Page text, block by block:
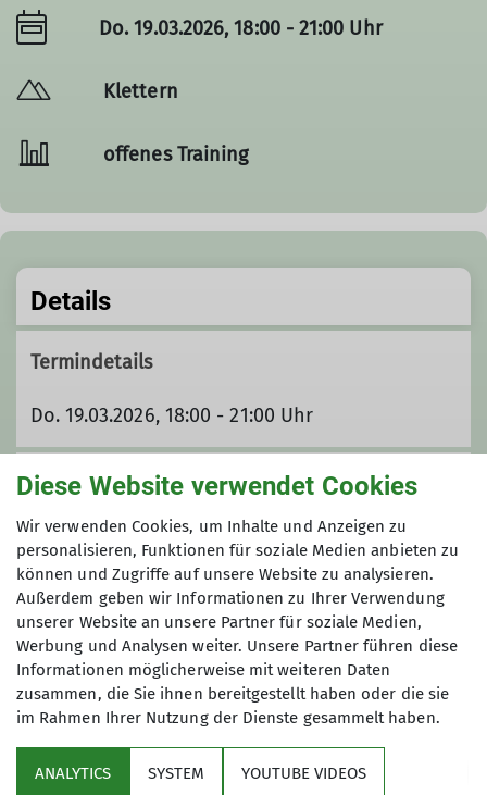
Do. 19.03.2026, 18:00 - 21:00 Uhr
Klettern
offenes Training
Details
Termindetails
Do. 19.03.2026, 18:00 - 21:00 Uhr
Unsere Veranstaltungsorte
Nordwand
James-Franck-Ring 1b
37077 Göttingen
Sektion
Diese Website verwendet Cookies
Wir verwenden Cookies, um Inhalte und Anzeigen zu
personalisieren, Funktionen für soziale Medien anbieten zu
können und Zugriffe auf unsere Website zu analysieren.
Außerdem geben wir Informationen zu Ihrer Verwendung
unserer Website an unsere Partner für soziale Medien,
Werbung und Analysen weiter. Unsere Partner führen diese
Informationen möglicherweise mit weiteren Daten
zusammen, die Sie ihnen bereitgestellt haben oder die sie
im Rahmen Ihrer Nutzung der Dienste gesammelt haben.
ANALYTICS SYSTEM YOUTUBE VIDEOS